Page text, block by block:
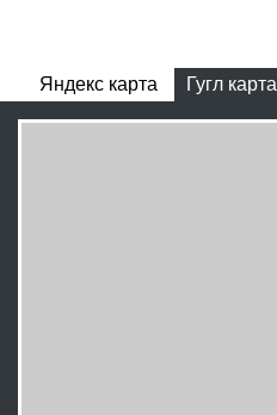
Яндекс карта Гугл карта